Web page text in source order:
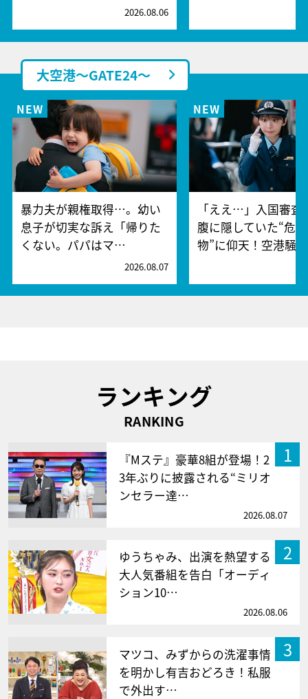
2026.08.06
大空港～GATE24～
暴力夫が親権取得…。幼い
息子が切実な訴え「帰りた
くない。パパはマ…
2026.08.07
「ええ…」入国審査
腹に隠していた“危
物”に仰天！空港騒
ランキング
RANKING
1
『Mステ』豪華8組が登場！2
3年ぶりに披露される“ミリオ
ンセラー達…
2026.08.07
2
ゆうちゃみ、出演を熱望する
大人気番組を告白「オーディ
ション10…
2026.08.06
3
マツコ、みずからの洗濯事情
を明かし有吉おどろき！私服
で外出す…